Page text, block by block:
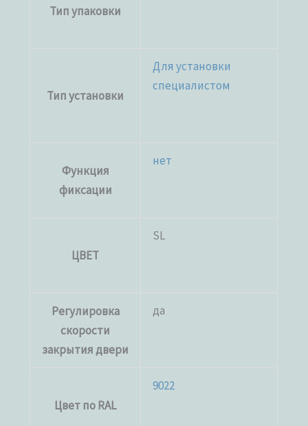
Тип упаковки
Тип установки
Для установки
специалистом
Функция
фиксации
нет
ЦВЕТ
SL
Регулировка
скорости
закрытия двери
да
Цвет по RAL
9022